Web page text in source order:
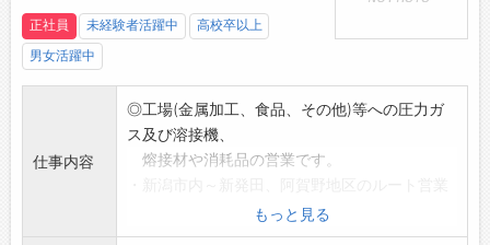
正社員 未経験者活躍中
高校卒以上
男女活躍中
仕事内容
◎工場(金属加工、食品、その他)等への圧力ガ
ス及び溶接機、
熔接材や消耗品の営業です。
・まずは先輩社員に同行し、仕事の流れをお覚
もっと見る